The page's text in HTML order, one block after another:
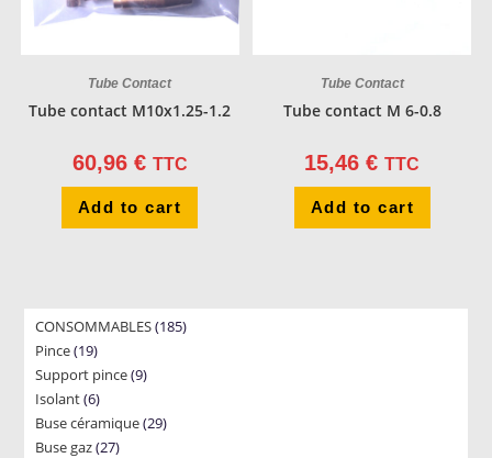
Tube Contact
Tube contact M10x1.25-1.2
60,96 € TTC
Add to cart
Tube Contact
Tube contact M 6-0.8
15,46€ TTC
Add to cart
CONSOMMABLES 185185
Pince 1919
products
Support pince 99
Isolant 66
products
Buse céramique 2929
Buse gaz 2727